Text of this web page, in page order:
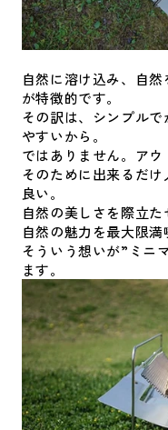
自然に溶け込み、自
が特徴的です。
その訳は、シンプル
やすいから。
ではありません。アウ
そのために出来るだ
良い。
自然の美しさを際立た
自然の魅力を最大限満
そういう想いが”ミニ
ます。